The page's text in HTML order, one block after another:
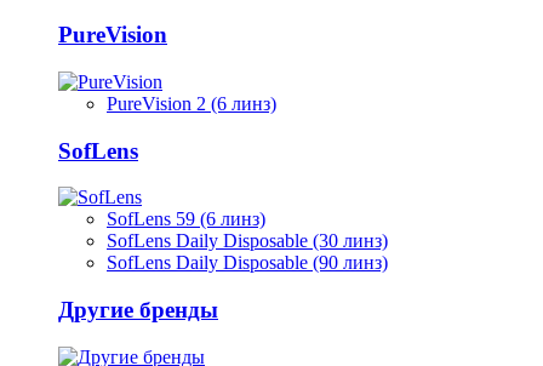
PureVision
PureVision 2 (6 линз)
SofLens
SofLens 59 (6 линз)
SofLens Daily Disposable (30 линз)
SofLens Daily Disposable (90 линз)
Другие бренды